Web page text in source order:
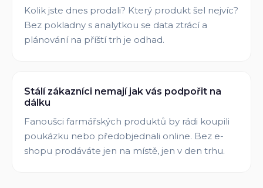
Kolik jste dnes prodali? Který produkt šel nejvíc?
Bez pokladny s analytkou se data ztrácí a
plánování na příští trh je odhad.
Stálí zákazníci nemají jak vás podpořit na
dálku
Fanoušci farmářských produktů by rádi koupili
poukázku nebo předobjednali online. Bez e-
shopu prodáváte jen na místě, jen v den trhu.